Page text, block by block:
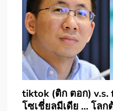
tiktok (ติก ตอก) v.s.
โซเชี่ยลมีเดีย … โลก